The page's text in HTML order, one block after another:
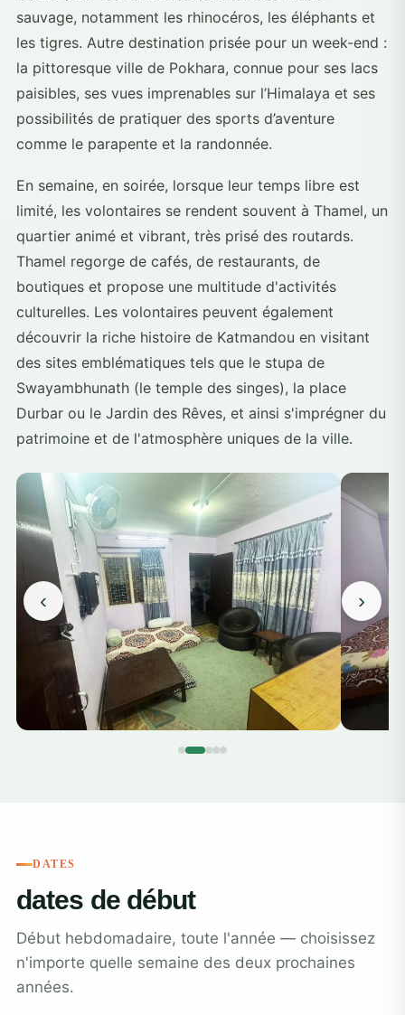
sauvage, notamment les rhinocéros, les éléphants et
les tigres. Autre destination prisée pour un week-end :
la pittoresque ville de Pokhara, connue pour ses lacs
paisibles, ses vues imprenables sur l’Himalaya et ses
possibilités de pratiquer des sports d’aventure
comme le parapente et la randonnée.
En semaine, en soirée, lorsque leur temps libre est
limité, les volontaires se rendent souvent à Thamel, un
quartier animé et vibrant, très prisé des routards.
Thamel regorge de cafés, de restaurants, de
boutiques et propose une multitude d'activités
culturelles. Les volontaires peuvent également
découvrir la riche histoire de Katmandou en visitant
des sites emblématiques tels que le stupa de
Swayambhunath (le temple des singes), la place
Durbar ou le Jardin des Rêves, et ainsi s'imprégner du
patrimoine et de l'atmosphère uniques de la ville.
‹ ›
DATES
dates de début
Début hebdomadaire, toute l'année — choisissez
n'importe quelle semaine des deux prochaines
années.